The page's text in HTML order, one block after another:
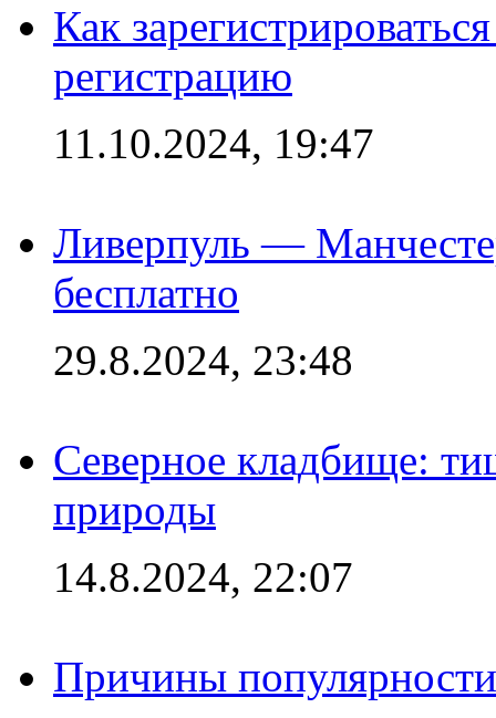
Как
регистрацию
11.10.2024, 19:47
Ливерпуль —
бесплатно
29.8.2024, 23:48
Северное кладбище:
природы
14.8.2024, 22:07
Причины